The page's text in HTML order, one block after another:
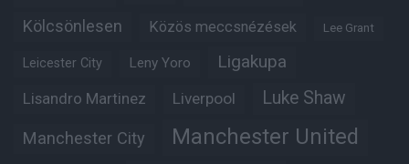
Kölcsönlesen Közös meccsnézések Lee Grant
Leicester City Leny Yoro Ligakupa
Lisandro Martinez Liverpool Luke Shaw
Manchester City Manchester United